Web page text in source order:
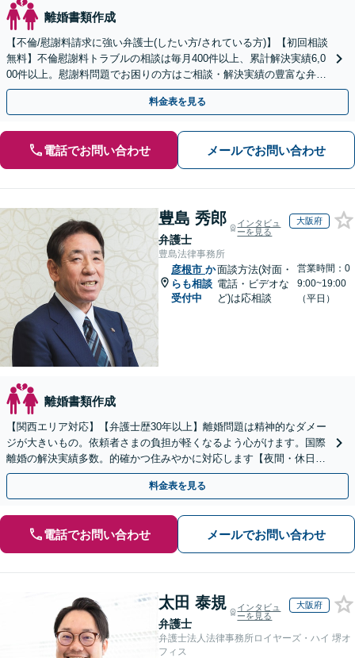
離婚書類作成
【不倫/慰謝料請求に強い弁護士(したい方/されている方)】【初回相談
無料】不倫慰謝料トラブルの相談は毎月400件以上、累計解決実績6,0
00件以上。慰謝料問題でお困りの方はご相談・解決実績の豊富な弁護
士による無料相談をご利用ください。
料金表を見る
電話でお問い合わせ メールでお問い合わせ
豊島 秀郎
弁護士
インタビュ
ーを見る
大阪府
豊島法律事務所
彦根市 か
らも相談
受付中
面談方法(対面・
電話・ビデオな
ど)は応相談
営業時間：0
9:00~19:00
（平日）
離婚書類作成
【関西エリア対応】【弁護士歴30年以上】離婚問題は精神的なダメー
ジが大きいもの。依頼者さまの負担が軽くなるよう心がけます。国際
離婚の解決実績多数。的確かつ住みやかに対応します【夜間・休日相
談可】【完全個室】
料金表を見る
電話でお問い合わせ メールでお問い合わせ
太田 泰規
弁護士
インタビュ
ーを見る
大阪府
弁護士法人法律事務所ロイヤーズ・ハイ 堺オ
フィス